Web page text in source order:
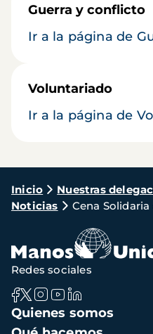
Guerra y conflicto
Ir a la página de
Voluntariado
Ir a la página de
Ruta
de
navegación
Inicio Nuestras
Noticias
Cena
Navegación
principal
Quienes somos
Redes sociales